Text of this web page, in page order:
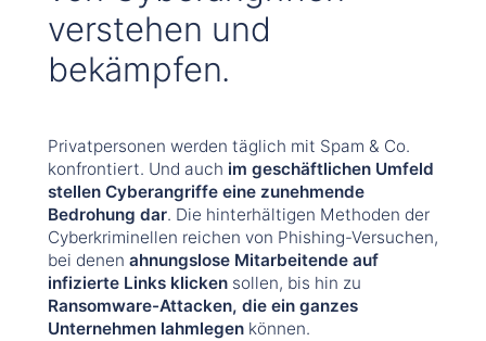
verstehen und
bekämpfen.
Privatpersonen werden täglich mit Spam & Co.
konfrontiert. Und auch im geschäftlichen Umfeld
stellen Cyberangriffe eine zunehmende
Bedrohung dar. Die hinterhältigen Methoden der
Cyberkriminellen reichen von Phishing-Versuchen,
bei denen ahnungslose Mitarbeitende auf
infizierte Links klickensollen, bis hin zu
Ransomware-Attacken, die ein ganzes
Unternehmen lahmlegenkönnen.